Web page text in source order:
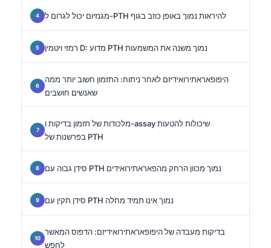
מגנזיום יכול לגרום ל-PTH להיראות נמוך באופן כוזב בגוף
רמזי ויטמין D: מדוע PTH נמוך משנה את המשמעות
היפופאראתירואידיזם לאחר ניתוח: התזמון חשוב יותר ממה
שאנשים חושבים
מלכודות של תזמון בדיקות ו-assay שיכולות להטעות
בפרשנות של PTH
סידן גבוה עם PTH נמוך מכוון הרחק מהפאראתירואידים
סידן תקין עם PTH נמוך אינו תמיד מחלה
בדיקות מעבדה של היפופאראתירואידיזם: הדפוס המאשר
לחפש